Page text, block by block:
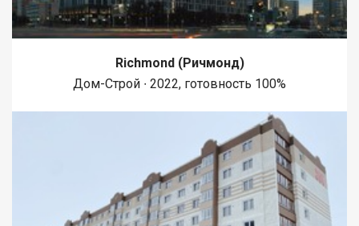
3–4 просмотра. ? Звоните прямо сейчас — запишитесь на
просмотр сегодня или завтра! Код пользователя: 184130
Номер в базе: 5387933
Richmond (Ричмонд)
Дом-Строй ∙ 2022, готовность 100%